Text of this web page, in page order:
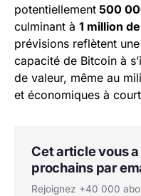
potentiellement 500
culminant à 1 million
prévisions reflètent
capacité de Bitcoin à
de valeur, même au
et économiques à
Cet article vous
prochains par
Rejoignez +40 000